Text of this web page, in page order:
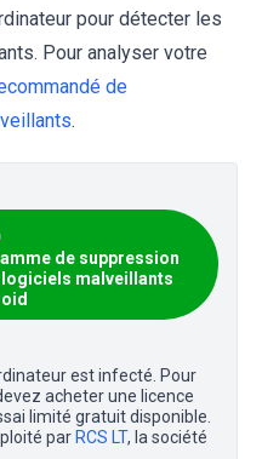
pour détecter les
Pour analyser votre
de
.
de suppression
malveillants
est infecté. Pour
acheter une licence
limité gratuit disponible.
par RCS LT, la société